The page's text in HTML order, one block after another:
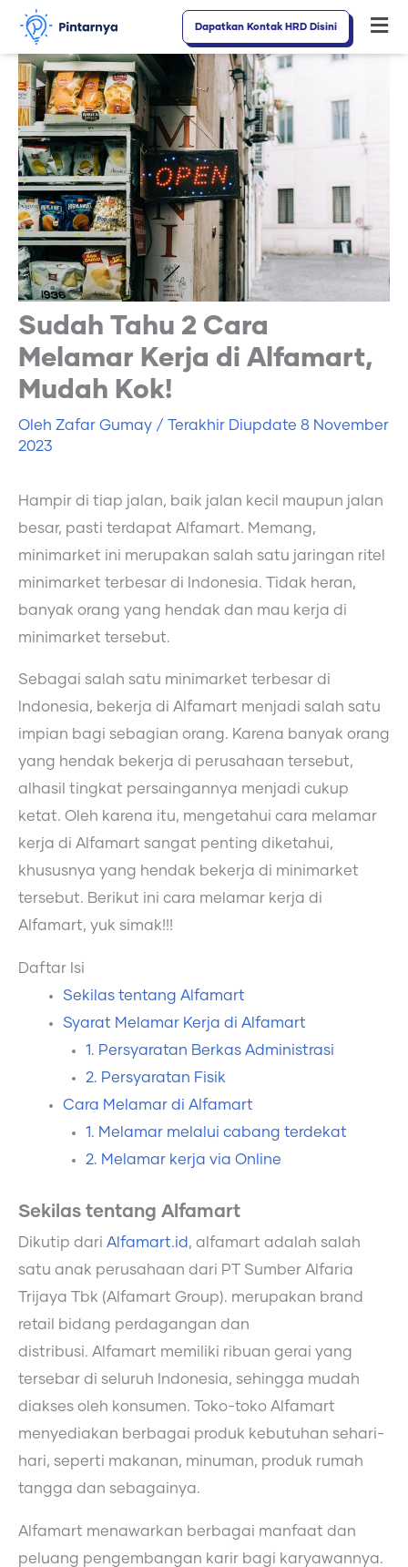
Lewati
konten
Dapatkan Kontak HRD Disini
Sudah Tahu 2 Cara
Melamar Kerja di Alfamart,
Mudah Kok!
Oleh Zafar Gumay / Terakhir Diupdate 8 November
2023
Hampir di tiap jalan, baik jalan kecil maupun jalan
besar, pasti terdapat Alfamart. Memang,
minimarket ini merupakan salah satu jaringan ritel
minimarket terbesar di Indonesia. Tidak heran,
banyak orang yang hendak dan mau kerja di
minimarket tersebut.
Sebagai salah satu minimarket terbesar di
Indonesia, bekerja di Alfamart menjadi salah satu
impian bagi sebagian orang. Karena banyak orang
yang hendak bekerja di perusahaan tersebut,
alhasil tingkat persaingannya menjadi cukup
ketat. Oleh karena itu, mengetahui cara melamar
kerja di Alfamart sangat penting diketahui,
khususnya yang hendak bekerja di minimarket
tersebut. Berikut ini cara melamar kerja di
Alfamart, yuk simak!!!
Daftar Isi
Sekilas tentang Alfamart
Syarat Melamar Kerja di Alfamart
1. Persyaratan Berkas Administrasi
2. Persyaratan Fisik
Cara Melamar di Alfamart
1. Melamar melalui cabang terdekat
2. Melamar kerja via Online
Sekilas tentang Alfamart
Dikutip dari Alfamart.id , alfamart adalah salah
satu anak perusahaan dari PT Sumber Alfaria
Trijaya Tbk (Alfamart Group). merupakan brand
retail bidang perdagangan dan
distribusi. Alfamart memiliki ribuan gerai yang
tersebar di seluruh Indonesia, sehingga mudah
diakses oleh konsumen. Toko-toko Alfamart
menyediakan berbagai produk kebutuhan sehari-
hari, seperti makanan, minuman, produk rumah
tangga dan sebagainya.
Alfamart menawarkan berbagai manfaat dan
peluang pengembangan karir bagi karyawannya.